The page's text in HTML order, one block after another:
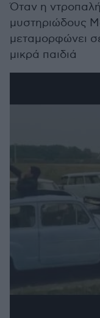
Όταν η
μυστηριώδους
μεταμορφώνει
μικρά παιδιά